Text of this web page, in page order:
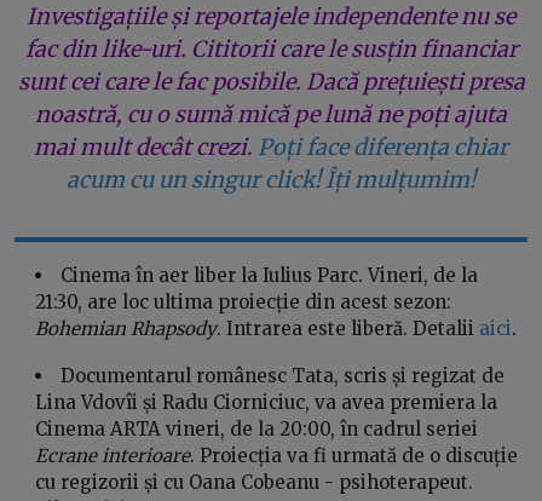
Investigațiile și reportajele independente nu se
fac din like-uri. Cititorii care le susțin financiar
sunt cei care le fac posibile. Dacă prețuiești presa
noastră, cu o sumă mică pe lună ne poți ajuta
mai mult decât crezi. Poți face diferența chiar
acum cu un singur click! Îți mulțumim!
Cinema în aer liber la Iulius Parc. Vineri, de la
21:30, are loc ultima proiecție din acest sezon:
Bohemian Rhapsody. Intrarea este liberă. Detalii aici.
Documentarul românesc Tata, scris și regizat de
Lina Vdovîi și Radu Ciorniciuc, va avea premiera la
Cinema ARTA vineri, de la 20:00, în cadrul seriei
Ecrane interioare. Proiecția va fi urmată de o discuție
cu regizorii și cu Oana Cobeanu - psihoterapeut.